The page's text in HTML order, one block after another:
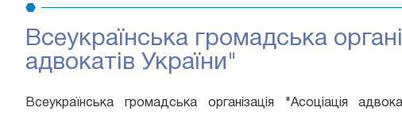
Всеукраїнська громадська
адвокатів України"
Всеукраїнська громадська організація "Асоціація